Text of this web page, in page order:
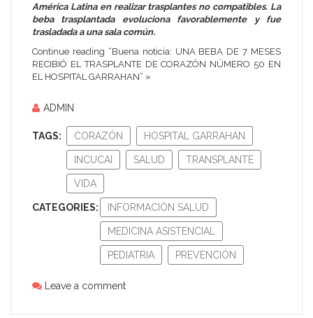
América Latina en realizar trasplantes no compatibles. La
beba trasplantada evoluciona favorablemente y fue
trasladada a una sala común.
Continue reading “Buena noticia: UNA BEBA DE 7 MESES
RECIBIÓ EL TRASPLANTE DE CORAZÓN NÚMERO 50 EN
EL HOSPITAL GARRAHAN” »
ADMIN
TAGS: CORAZÓN HOSPITAL GARRAHAN
INCUCAI SALUD TRANSPLANTE
VIDA
CATEGORIES: INFORMACIÓN SALUD
MEDICINA ASISTENCIAL
PEDIATRIA PREVENCIÓN
Leave a comment